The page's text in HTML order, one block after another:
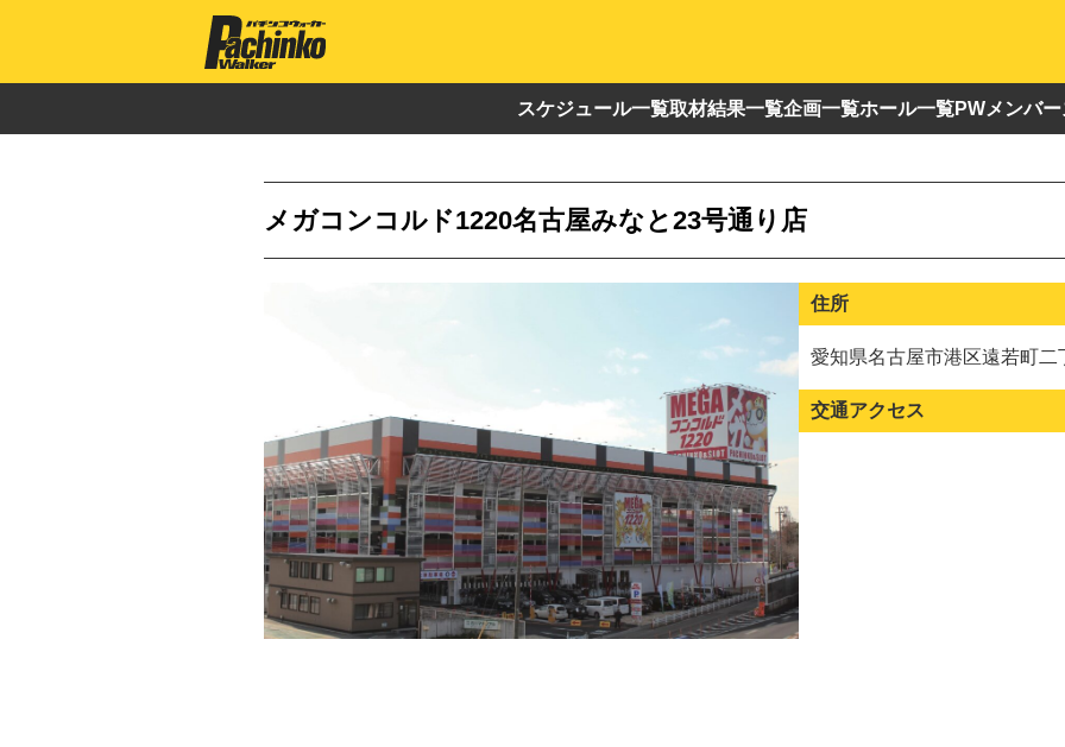
スケジュール一覧取材結果一覧企画一覧ホール一覧PWメンバ
メガコンコルド1220名古屋みなと23号通り店
住所
愛知県名古屋市港区遠若町二
交通アクセス